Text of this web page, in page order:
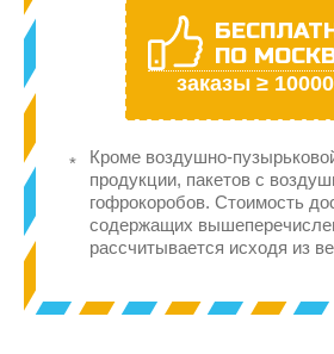
ПО
заказы ≥
Кроме воздушно-
продукции, пакетов с
гофрокоробов. Стоимость
содержащих
рассчитывается исходя из